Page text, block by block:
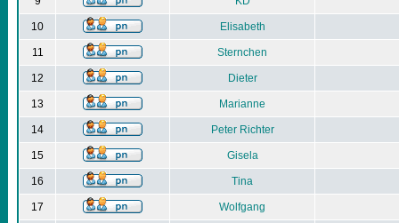
10 Elisabeth
11 Sternchen
12 Dieter
13 Marianne
14 Peter Richter
15 Gisela
16 Tina
17 Wolfgang